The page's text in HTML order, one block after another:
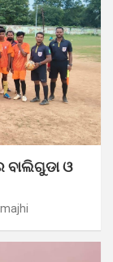
ବାଲିଗୁଡା ଓ